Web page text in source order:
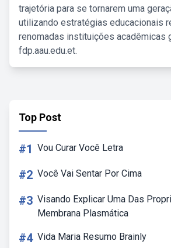
trajetória para se tornarem uma
utilizando estratégias educacionais
renomadas instituições acadêmicas
fdp.aau.edu.et.
Top Post
#1 Vou Curar Você Letra
#2 Você Vai Sentar Por Cima
#3 Visando Explicar Uma Das
Membrana Plasmática
#4 Vida Maria Resumo Brainly